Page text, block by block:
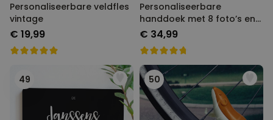
Personaliseerbare veldfles
vintage
€ 19,99
Personaliseerbare
handdoek met 8 foto’s en
tekst
€ 34,99
49 50